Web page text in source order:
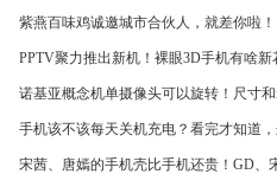
紫燕百味鸡诚邀城市合伙人，就差你啦！
PPTV聚力推出新机！裸眼3D手机有啥新
诺基亚概念机单摄像头可以旋转！尺寸和
手机该不该每天关机充电？看完才知道
宋茜、唐嫣的手机壳比手机还贵！GD、